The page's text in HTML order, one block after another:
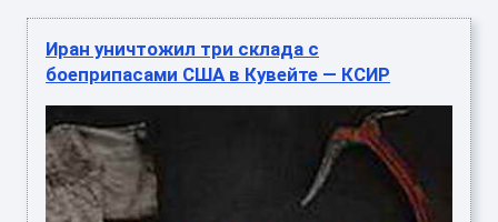
Иран уничтожил три склада с
боеприпасами США в Кувейте — КСИР